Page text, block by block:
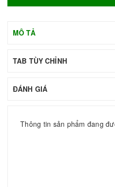
MÔ TẢ
TAB TÙY CHỈNH
ĐÁNH GIÁ
Thông tin sản phẩm đang